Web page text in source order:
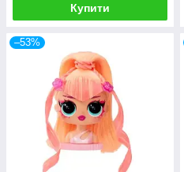
Купити
–53%